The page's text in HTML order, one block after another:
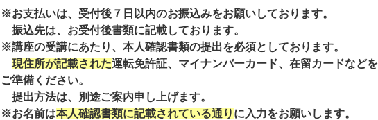
※お支払いは、受付後７日以内のお振込みをお願いしております。
振込先は、お受付後書類に記載しております。
※講座の受講にあたり、本人確認書類の提出を必須としております。
現住所が記載された運転免許証、マイナンバーカード、在留カードなどを
ご準備ください。
提出方法は、別途ご案内申し上げます。
※お名前は本人確認書類に記載されている通り に入力をお願いします。